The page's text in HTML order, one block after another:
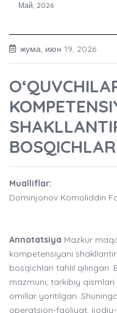
Май, 2026
жума, июн 19, 2026
Mualliflar:
Dominjonov Komoliddin
Annotatsiya Mazkur
kompetensiyani
bosqichlari tahlil qilingan.
mazmuni, tarkibiy
omillar yoritilgan.
operatsion-faoliyat,